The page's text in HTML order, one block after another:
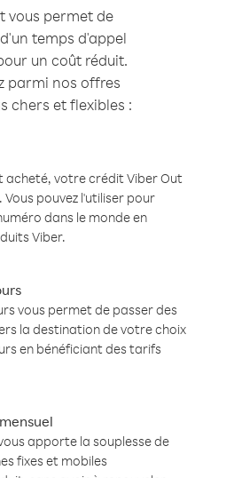
vous permet de
temps d'appel
un coût réduit.
parmi nos offres
chers et flexibles :
acheté, votre crédit Viber Out
pouvez l'utiliser pour
dans le monde en
Viber.
vous permet de passer des
la destination de votre choix
en bénéficiant des tarifs
apporte la souplesse de
fixes et mobiles